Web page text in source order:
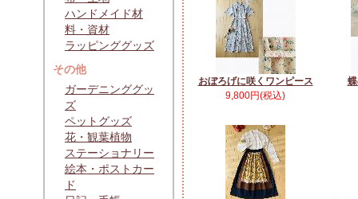
ハンドメイド材
料・資材
ラッピンググッズ
その他
ガーデニンググッ
ズ
ペットグッズ
花・観葉植物
ステーショナリー
絵本・ポストカー
ド
おぼろげに咲くワンピース
9,800円(税込)